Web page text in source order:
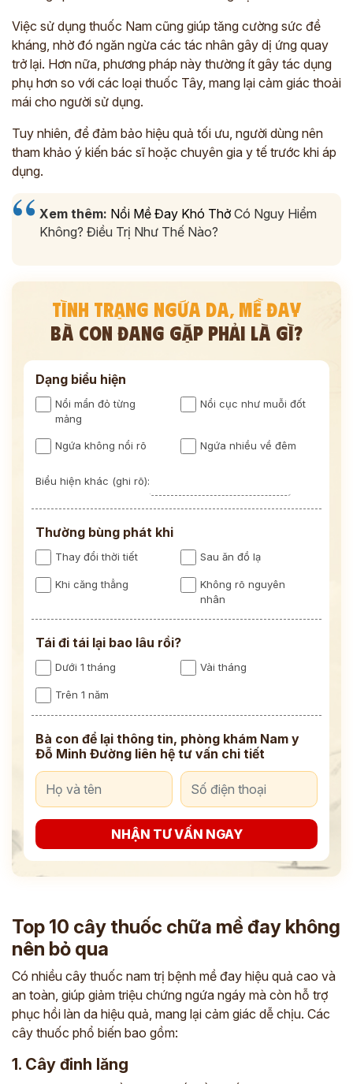
Việc sử dụng thuốc Nam cũng giúp tăng cường sức đề
kháng, nhờ đó ngăn ngừa các tác nhân gây dị ứng quay
trở lại. Hơn nữa, phương pháp này thường ít gây tác dụng
phụ hơn so với các loại thuốc Tây, mang lại cảm giác thoải
mái cho người sử dụng.
Tuy nhiên, để đảm bảo hiệu quả tối ưu, người dùng nên
tham khảo ý kiến bác sĩ hoặc chuyên gia y tế trước khi áp
dụng.
Xem thêm: Nổi Mề Đay Khó Thở Có Nguy Hiểm
Không? Điều Trị Như Thế Nào?
TÌNH TRẠNG NGỨA DA, MỀ ĐAY
BÀ CON ĐANG GẶP PHẢI LÀ GÌ?
Dạng biểu hiện
Nổi mẩn đỏ từng
mảng
Nổi cục như muỗi đốt
Ngứa không nổi rõ Ngứa nhiều về đêm
Biểu hiện khác (ghi rõ):
Thường bùng phát khi
Thay đổi thời tiết Sau ăn đồ lạ
Khi căng thẳng
Không rõ nguyên
nhân
Tái đi tái lại bao lâu rồi?
Dưới 1 tháng Vài tháng
Trên 1 năm
Bà con để lại thông tin, phòng khám Nam y
Đỗ Minh Đường liên hệ tư vấn chi tiết
NHẬN TƯ VẤN NGAY
Top 10 cây thuốc chữa mề đay không
nên bỏ qua
Có nhiều cây thuốc nam trị bệnh mề đay hiệu quả cao và
an toàn, giúp giảm triệu chứng ngứa ngáy mà còn hỗ trợ
phục hồi làn da hiệu quả, mang lại cảm giác dễ chịu. Các
cây thuốc phổ biến bao gồm:
1. Cây đinh lăng